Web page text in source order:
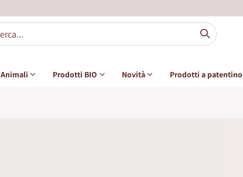
Animali Prodotti BIO Novità Prodotti a patentino